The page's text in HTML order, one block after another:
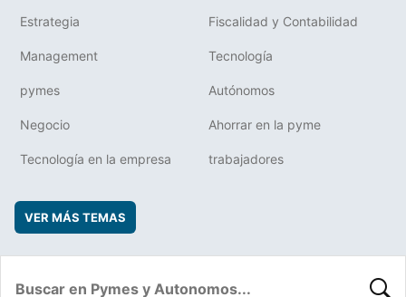
Estrategia Fiscalidad y Contabilidad
Management Tecnología
pymes Autónomos
Negocio Ahorrar en la pyme
Tecnología en la empresa trabajadores
VER MÁS TEMAS